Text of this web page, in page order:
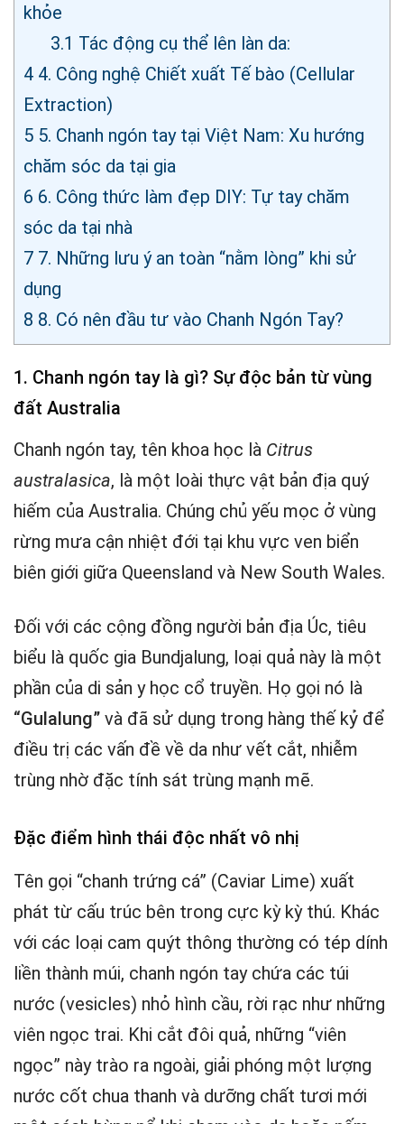
khỏe
3.1 Tác động cụ thể lên làn da:
4 4. Công nghệ Chiết xuất Tế bào (Cellular
Extraction)
5 5. Chanh ngón tay tại Việt Nam: Xu hướng
chăm sóc da tại gia
6 6. Công thức làm đẹp DIY: Tự tay chăm
sóc da tại nhà
7 7. Những lưu ý an toàn “nằm lòng” khi sử
dụng
8 8. Có nên đầu tư vào Chanh Ngón Tay?
1. Chanh ngón tay là gì? Sự độc bản từ vùng
đất Australia
Chanh ngón tay, tên khoa học là Citrus
australasica, là một loài thực vật bản địa quý
hiếm của Australia. Chúng chủ yếu mọc ở vùng
rừng mưa cận nhiệt đới tại khu vực ven biển
biên giới giữa Queensland và New South Wales.
Đối với các cộng đồng người bản địa Úc, tiêu
biểu là quốc gia Bundjalung, loại quả này là một
phần của di sản y học cổ truyền. Họ gọi nó là
“Gulalung” và đã sử dụng trong hàng thế kỷ để
điều trị các vấn đề về da như vết cắt, nhiễm
trùng nhờ đặc tính sát trùng mạnh mẽ.
Đặc điểm hình thái độc nhất vô nhị
Tên gọi “chanh trứng cá” (Caviar Lime) xuất
phát từ cấu trúc bên trong cực kỳ kỳ thú. Khác
với các loại cam quýt thông thường có tép dính
liền thành múi, chanh ngón tay chứa các túi
nước (vesicles) nhỏ hình cầu, rời rạc như những
viên ngọc trai. Khi cắt đôi quả, những “viên
ngọc” này trào ra ngoài, giải phóng một lượng
nước cốt chua thanh và dưỡng chất tươi mới